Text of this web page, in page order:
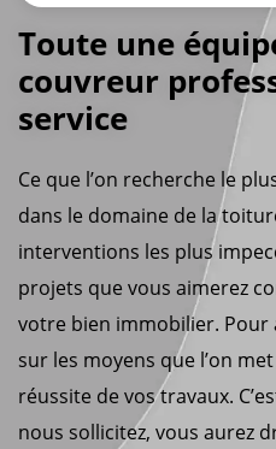
Toute une
couvreur
service
Ce que l’on recherche le
dans le domaine de la
interventions les plus
projets que vous aimerez
votre bien immobilier. Pour
sur les moyens que l’on
réussite de vos travaux.
nous sollicitez, vous aurez